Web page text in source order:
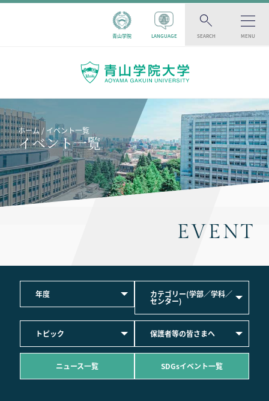
青山学院 LANGUAGE SEARCH MENU
ホーム イベント一覧
イベント一覧
EVENT
年度 カテゴリー(学部／学科／
センター)
トピック 保護者等の皆さまへ
ニュース一覧 SDGsイベント一覧